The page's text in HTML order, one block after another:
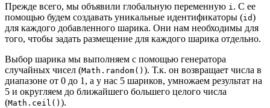
Прежде всего, мы объявили глобальную переменную i . С ее
помощью будем создавать уникальные идентификаторы (id)
для каждого добавленного шарика. Они нам необходимы для
того, чтобы задать размещение для каждого шарика отдельно.
Выбор шарика мы выполняем с помощью генератора
случайных чисел (Math.random() ). Т.к. он возвращает числа в
диапазоне от 0 до 1, а у нас 5 шариков, умножаем результат на
5 и округляем до ближайшего большего целого числа
(Math.ceil() ).